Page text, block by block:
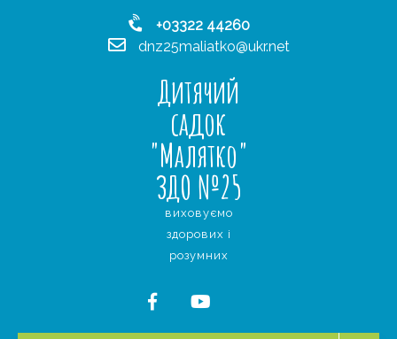
+03322 44260
dnz25maliatko@ukr.net
Дитячий
садок
"Малятко"
ЗДО №25
виховуємо
здорових і
розумних